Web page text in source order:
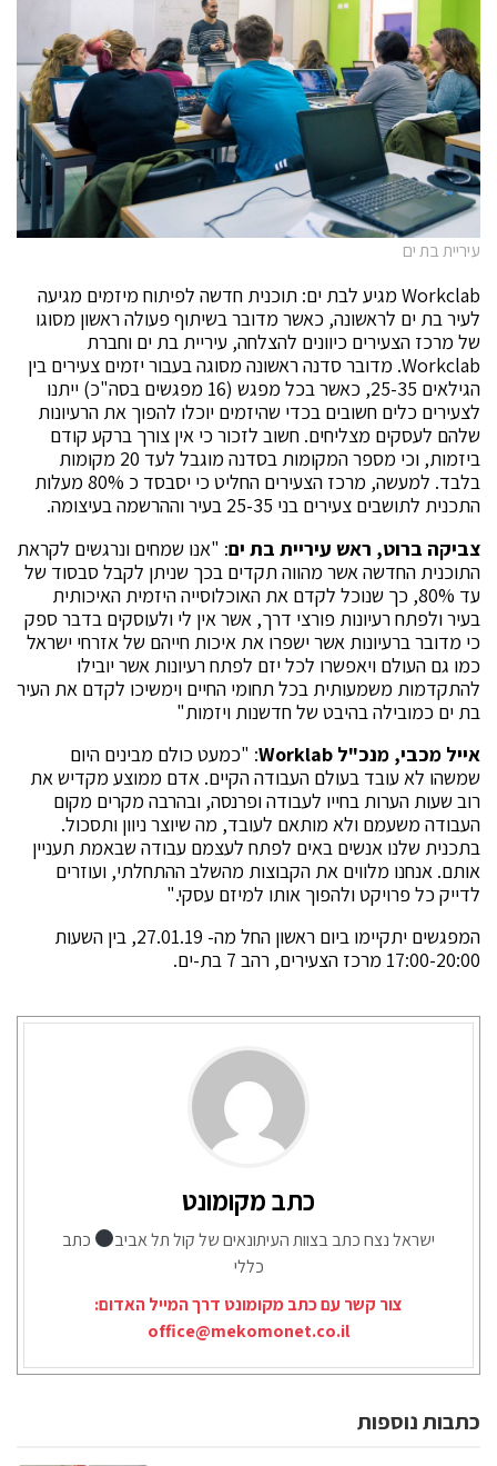
עיריית בת ים
Workclab מגיע לבת ים: תוכנית חדשה לפיתוח מיזמים מגיעה
לעיר בת ים לראשונה, כאשר מדובר בשיתוף פעולה ראשון מסוגו
של מרכז הצעירים כיוונים להצלחה, עיריית בת ים וחברת
Workclab. מדובר סדנה ראשונה מסוגה בעבור יזמים צעירים בין
הגילאים 25-35, כאשר בכל מפגש (16 מפגשים בסה"כ) ייתנו
לצעירים כלים חשובים בכדי שהיזמים יוכלו להפוך את הרעיונות
שלהם לעסקים מצליחים. חשוב לזכור כי אין צורך ברקע קודם
ביזמות, וכי מספר המקומות בסדנה מוגבל לעד 20 מקומות
בלבד. למעשה, מרכז הצעירים החליט כי יסבסד כ 80% מעלות
התכנית לתושבים צעירים בני 25-35 בעיר וההרשמה בעיצומה.
צביקה ברוט, ראש עיריית בת ים: "אנו שמחים ונרגשים לקראת
התוכנית החדשה אשר מהווה תקדים בכך שניתן לקבל סבסוד של
עד 80%, כך שנוכל לקדם את האוכלוסייה היזמית האיכותית
בעיר ולפתח רעיונות פורצי דרך, אשר אין לי ולעוסקים בדבר ספק
כי מדובר ברעיונות אשר ישפרו את איכות חייהם של אזרחי ישראל
כמו גם העולם ויאפשרו לכל יזם לפתח רעיונות אשר יובילו
להתקדמות משמעותית בכל תחומי החיים וימשיכו לקדם את העיר
בת ים כמובילה בהיבט של חדשנות ויזמות"
אייל מכבי, מנכ"ל Worklab: "כמעט כולם מבינים היום
שמשהו לא עובד בעולם העבודה הקיים. אדם ממוצע מקדיש את
רוב שעות הערות בחייו לעבודה ופרנסה, ובהרבה מקרים מקום
העבודה משעמם ולא מותאם לעובד, מה שיוצר ניוון ותסכול.
בתכנית שלנו אנשים באים לפתח לעצמם עבודה שבאמת תעניין
אותם. אנחנו מלווים את הקבוצות מהשלב ההתחלתי, ועוזרים
לדייק כל פרויקט ולהפוך אותו למיזם עסקי."
המפגשים יתקיימו ביום ראשון החל מה- 27.01.19, בין השעות
17:00-20:00 מרכז הצעירים, רהב 7 בת-ים.
כתב מקומונט
ישראל נצח כתב בצוות העיתונאים של קול תל אביב
כתב
כללי
צור קשר עם כתב מקומונט דרך המייל האדום:
office@mekomonet.co.il
כתבות נוספות